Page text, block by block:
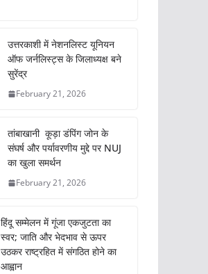
s
A
p
e
उत्तरकाशी में नेशनलिस्ट यूनियन
ऑफ जर्नलिस्ट्स के जिलाध्यक्ष बने
सुरेंद्र
February 21, 2026
तांबाखानी कूड़ा डंपिंग जोन के
संघर्ष और पर्यावरणीय मुद्दे पर NUJ
का खुला समर्थन
February 21, 2026
हिंदू सम्मेलन में गूंजा एकजुटता का
स्वर; जाति और भेदभाव से ऊपर
उठकर राष्ट्रहित में संगठित होने का
आह्वान